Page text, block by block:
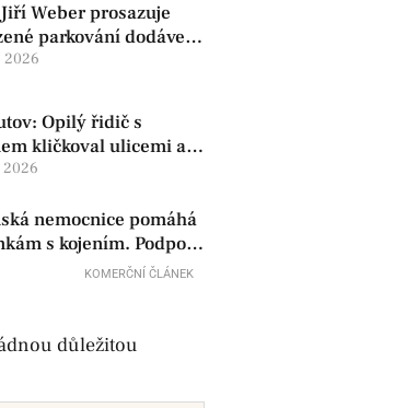
Weber prosazuje
parkování dodávek
2026
Opilý řidič s
kličkoval ulicemi a
uplatit policisty
2026
nemocnice pomáhá
s kojením. Podpora
už před porodem
KOMERČNÍ ČLÁNEK
důležitou